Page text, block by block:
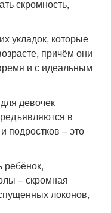
скромность,
укладок, которые
причём они
и с идеальным
девочек
в
подростков – это
ребёнок,
– скромная
локонов,